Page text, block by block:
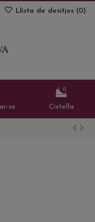
Llista de desitjos (0)
se
0
Cistella